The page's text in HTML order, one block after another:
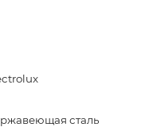
сталь